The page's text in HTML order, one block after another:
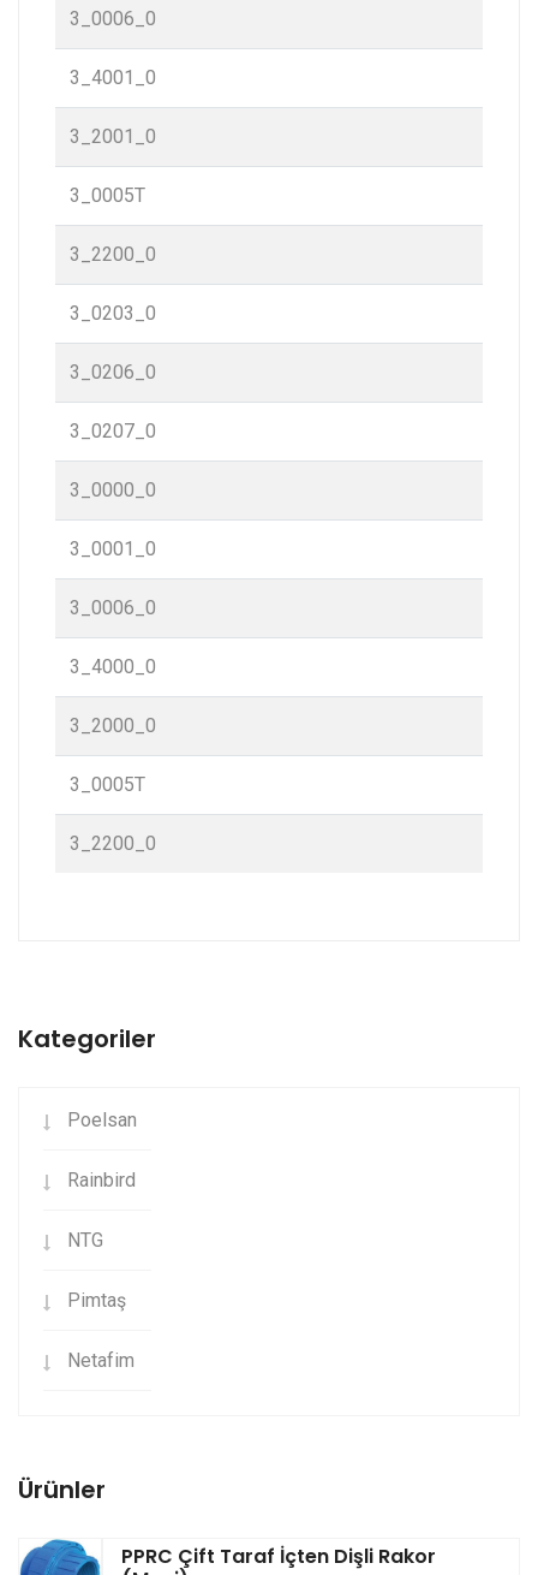
3_0006_0
3_4001_0
3_2001_0
3_0005T
3_2200_0
3_0203_0
3_0206_0
3_0207_0
3_0000_0
3_0001_0
3_0006_0
3_4000_0
3_2000_0
3_0005T
3_2200_0
Kategoriler
Poelsan
Rainbird
NTG
Pimtaş
Netafim
Ürünler
PPRC Çift Taraf İçten Dişli Rakor